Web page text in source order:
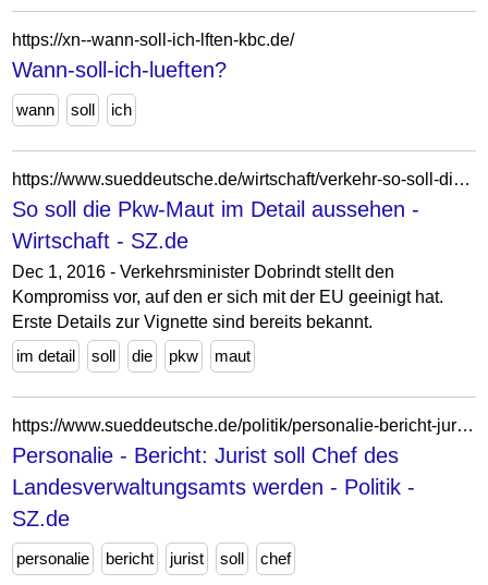
https://xn--wann-soll-ich-lften-kbc.de/
Wann-soll-ich-lueften?
wann soll ich
https://www.sueddeutsche.de/wirtschaft/verkehr-so-soll-die-pkw-maut-im-detail-aussehen-1.3275735
So soll die Pkw-Maut im Detail aussehen -
Wirtschaft - SZ.de
Dec 1, 2016 - Verkehrsminister Dobrindt stellt den
Kompromiss vor, auf den er sich mit der EU geeinigt hat.
Erste Details zur Vignette sind bereits bekannt.
im detail
soll die pkw maut
https://www.sueddeutsche.de/politik/personalie-bericht-jurist-soll-chef-des-landesverwaltungsamts-werden-dpa.urn-newsml-dpa-com-20090101-260122-930-581273
Personalie - Bericht: Jurist soll Chef des
Landesverwaltungsamts werden - Politik -
SZ.de
personalie bericht jurist soll chef